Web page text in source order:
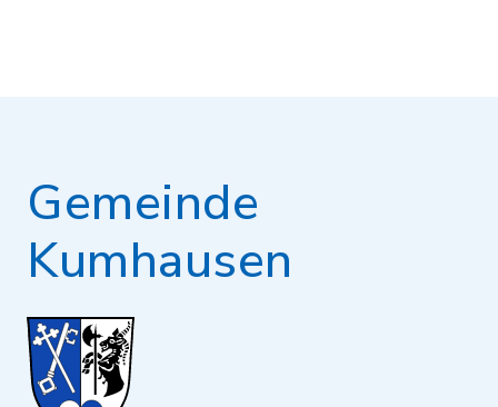
Gemeinde
Kumhausen